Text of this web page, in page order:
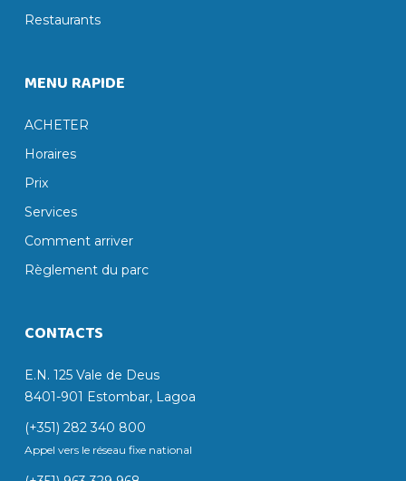
Restaurants
MENU RAPIDE
ACHETER
Horaires
Prix
Services
Comment arriver
Règlement du parc
CONTACTS
E.N. 125 Vale de Deus
8401-901 Estombar, Lagoa
(+351) 282 340 800
Appel vers le réseau fixe national